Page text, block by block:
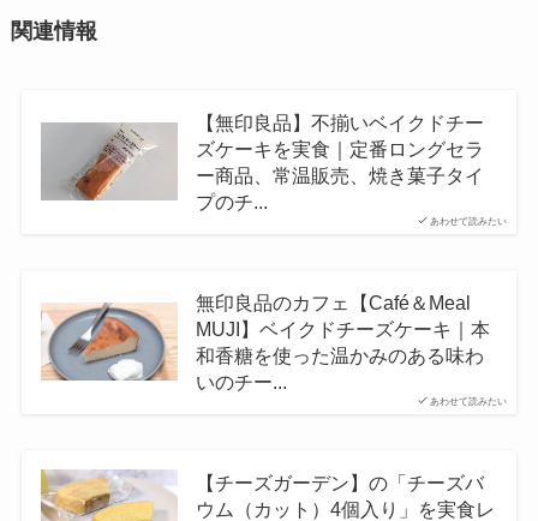
関連情報
あわせて読みたい
【無印良品】不揃いベイクドチー
ズケーキを実食｜定番ロングセラ
ー商品、常温販売、焼き菓子タイ
プのチ...
あわせて読みたい
無印良品のカフェ【Café＆Meal
MUJI】ベイクドチーズケーキ｜本
和香糖を使った温かみのある味わ
いのチー...
【チーズガーデン】の「チーズバ
ウム（カット）4個入り」を実食レ